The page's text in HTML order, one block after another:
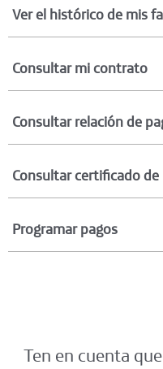
Ver el histórico de mis
Consultar mi contrato
Consultar relación de
Consultar certificado de
Programar pagos
Ten en cuenta